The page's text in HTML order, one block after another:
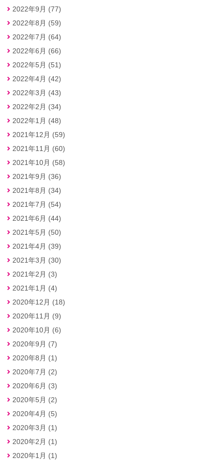
2022年9月 (77)
2022年8月 (59)
2022年7月 (64)
2022年6月 (66)
2022年5月 (51)
2022年4月 (42)
2022年3月 (43)
2022年2月 (34)
2022年1月 (48)
2021年12月 (59)
2021年11月 (60)
2021年10月 (58)
2021年9月 (36)
2021年8月 (34)
2021年7月 (54)
2021年6月 (44)
2021年5月 (50)
2021年4月 (39)
2021年3月 (30)
2021年2月 (3)
2021年1月 (4)
2020年12月 (18)
2020年11月 (9)
2020年10月 (6)
2020年9月 (7)
2020年8月 (1)
2020年7月 (2)
2020年6月 (3)
2020年5月 (2)
2020年4月 (5)
2020年3月 (1)
2020年2月 (1)
2020年1月 (1)